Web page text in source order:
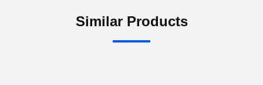
Similar Products